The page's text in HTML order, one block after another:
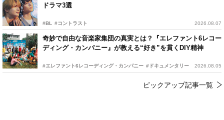
ドラマ3選
#BL #コントラスト 2026.08.07
奇妙で自由な音楽家集団の真実とは？『エレファント6レコー
ディング・カンパニー』が教える“好き”を貫くDIY精神
#エレファント6レコーディング・カンパニー #ドキュメンタリー 2026.08.05
ピックアップ記事一覧